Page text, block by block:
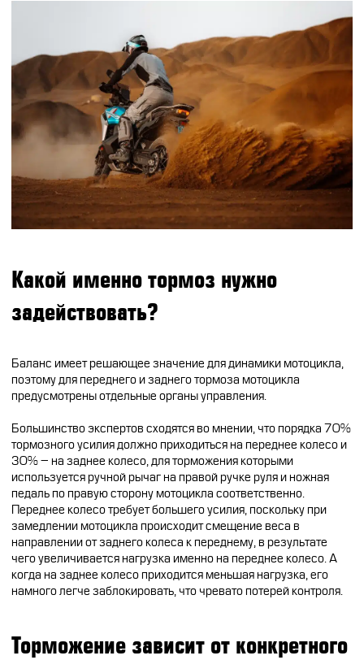
CFMOTO ФИНАНС
ЛИЗИНГ
СТАТЬ ПОСТАВЩИКОМ
Дилеры
Найти дилера
Стать дилером
Конфигуратор
Какой именно тормоз нужно
задействовать?
Баланс имеет решающее значение для динамики мотоцикла,
поэтому для переднего и заднего тормоза мотоцикла
предусмотрены отдельные органы управления.
Большинство экспертов сходятся во мнении, что порядка 70%
тормозного усилия должно приходиться на переднее колесо и
30% – на заднее колесо, для торможения которыми
используетсяручной рычаг на правой ручке руля и ножная
педаль по правую сторону мотоцикла соответственно.
Переднее колесо требует большего усилия, поскольку при
замедлении мотоцикла происходит смещение веса в
направлении от заднего колеса к переднему, в результате
чего увеличивается нагрузка именно на переднее колесо. А
когда на заднее колесо приходится меньшая нагрузка, его
намного легче заблокировать, что чревато потерей контроля.
Торможение зависит от конкретного